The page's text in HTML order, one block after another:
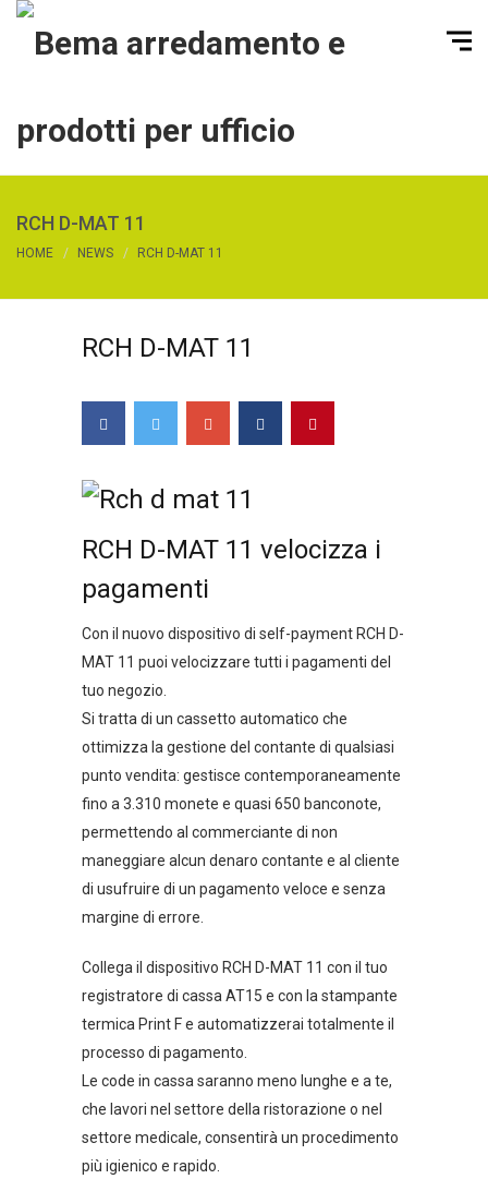
RCH D-MAT 11
HOME NEWS RCH D-MAT 11
RCH D-MAT 11
RCH D-MAT 11 velocizza i
pagamenti
Con il nuovo dispositivo di self-payment RCH D-
MAT 11 puoi velocizzare tutti i pagamenti del
tuo negozio.
Si tratta di un cassetto automatico che
ottimizza la gestione del contante di qualsiasi
punto vendita: gestisce contemporaneamente
fino a 3.310 monete e quasi 650 banconote,
permettendo al commerciante di non
maneggiare alcun denaro contante e al cliente
di usufruire di un pagamento veloce e senza
margine di errore.
Collega il dispositivo RCH D-MAT 11 con il tuo
registratore di cassa AT15 e con la stampante
termica Print F e automatizzerai totalmente il
processo di pagamento.
Le code in cassa saranno meno lunghe e a te,
che lavori nel settore della ristorazione o nel
settore medicale, consentirà un procedimento
più igienico e rapido.